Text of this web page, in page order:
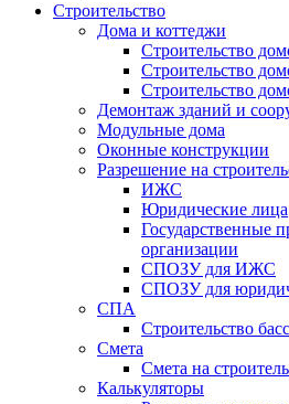
Строительство
Дома и коттеджи
Строительство
Строительство
Строительство
Демонтаж зданий и
Модульные дома
Оконные конструкции
Разрешение на
ИЖС
Юридические лица
Государственные
организации
СПОЗУ для ИЖС
СПОЗУ для
СПА
Строительство
Смета
Смета на
Калькуляторы